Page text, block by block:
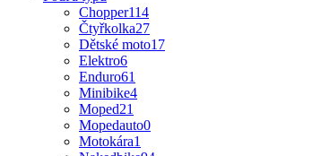
Chopper114
Čtyřkolka27
Dětské moto17
Elektro6
Enduro61
Minibike4
Moped21
Mopedauto0
Motokára1